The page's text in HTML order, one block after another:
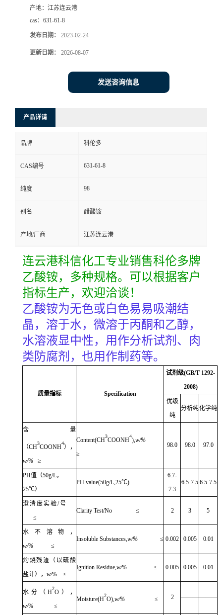
产地： 江苏连云港
cas： 631-61-8
发布日期： 2023-02-24
更新日期： 2026-08-07
发送咨询信息
产品详请
品牌 科伦多
CAS编号 631-61-8
纯度 98
别名 醋酸铵
产地/厂商 江苏连云港
连云港科信化工专业销售科伦多牌
乙酸铵，多种规格。可以根据客户
指标生产，欢迎洽谈！
乙酸铵为无色或白色易易吸潮结
晶，溶于水，微溶于丙酮和乙醇，
水溶液显中性， 用作分析试剂、肉
类防腐剂，也用作制药等。
质量指标 Specification
试剂级(GB/T 1292-
2008)
优级
纯
分析纯化学纯
含量
（CH
3
COONH
4
），
w/%
≥
Content(CH
3
COONH
4
), w/%
≥
98.0 98.0 97.0
PH值（50g/L，
25℃）
PH value(50g/L,25℃)
6.7-
7.3
6.5-7.5 6.5-7.5
澄清度实验/号
≤
Clarity Test/No ≤ 2 3 5
水不溶物，
w/%
≤
Insoluble Substances, w/% ≤ 0.002 0.005 0.01
灼烧残渣（以硫酸
盐计）， w/% ≤
Ignition Residue, w/% ≤ 0.005 0.005 0.01
水分（H
2
O ），
w/%
≤
Moisture(H
2
O) w/% ≤ 2 ——————